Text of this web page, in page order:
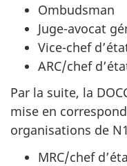
Ombudsman
Juge-avocat
Vice-chef
ARC/chef
Par la suite, la
mise en
organisations de
MRC/chef